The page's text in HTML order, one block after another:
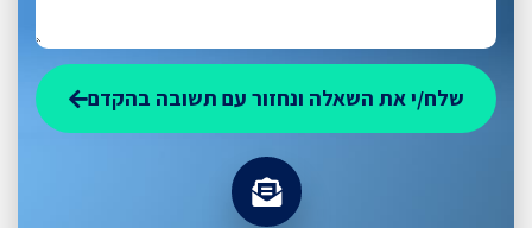
שלח/י את השאלה ונחזור עם תשובה בהקדם